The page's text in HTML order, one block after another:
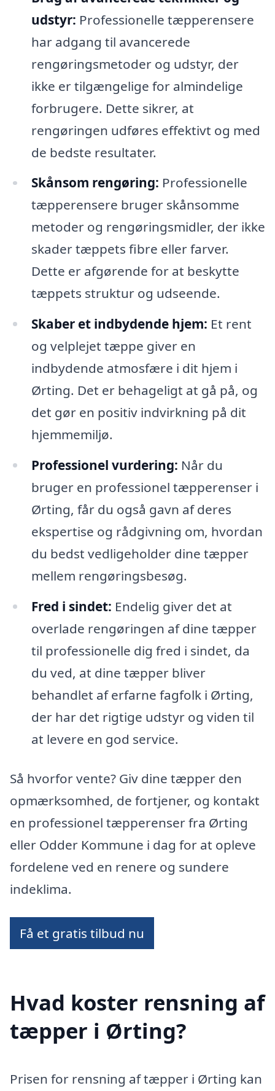
udstyr: Professionelle tæpperensere
har adgang til avancerede
rengøringsmetoder og udstyr, der
ikke er tilgængelige for almindelige
forbrugere. Dette sikrer, at
rengøringen udføres effektivt og med
de bedste resultater.
Skånsom rengøring: Professionelle
tæpperensere bruger skånsomme
metoder og rengøringsmidler, der ikke
skader tæppets fibre eller farver.
Dette er afgørende for at beskytte
tæppets struktur og udseende.
Skaber et indbydende hjem: Et rent
og velplejet tæppe giver en
indbydende atmosfære i dit hjem i
Ørting. Det er behageligt at gå på, og
det gør en positiv indvirkning på dit
hjemmemiljø.
Professionel vurdering: Når du
bruger en professionel tæpperenser i
Ørting, får du også gavn af deres
ekspertise og rådgivning om, hvordan
du bedst vedligeholder dine tæpper
mellem rengøringsbesøg.
Fred i sindet: Endelig giver det at
overlade rengøringen af dine tæpper
til professionelle dig fred i sindet, da
du ved, at dine tæpper bliver
behandlet af erfarne fagfolk i Ørting,
der har det rigtige udstyr og viden til
at levere en god service.
Så hvorfor vente? Giv dine tæpper den
opmærksomhed, de fortjener, og kontakt
en professionel tæpperenser fra Ørting
eller Odder Kommune i dag for at opleve
fordelene ved en renere og sundere
indeklima.
Få et gratis tilbud nu
Hvad koster rensning af
tæpper i Ørting?
Prisen for rensning af tæpper i Ørting kan